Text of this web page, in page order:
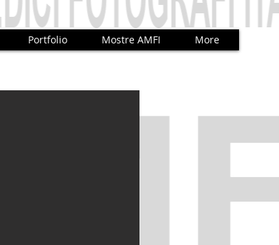
Portfolio Mostre AMFI More